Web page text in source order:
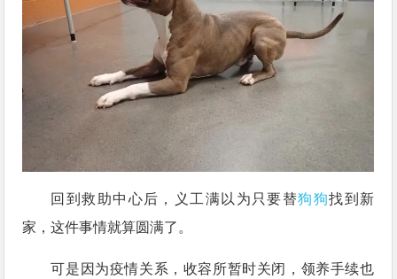
回到救助中心后，义工满以为只要替狗狗找到新
家，这件事情就算圆满了。
可是因为疫情关系，收容所暂时关闭，领养手续也